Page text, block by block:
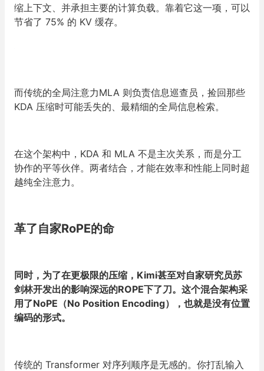
缩上下文、并承担主要的计算负载。靠着它这一项，可以
节省了 75% 的 KV 缓存。
而传统的全局注意力MLA 则负责信息巡查员，捡回那些
KDA 压缩时可能丢失的、最精细的全局信息检索。
在这个架构中，KDA 和 MLA 不是主次关系，而是分工
协作的平等伙伴。两者结合，才能在效率和性能上同时超
越纯全注意力。
革了自家RoPE的命
同时，为了在更极限的压缩，Kimi甚至对自家研究员苏
剑林开发出的影响深远的ROPE下了刀。这个混合架构采
用了NoPE（No Position Encoding），也就是没有位置
编码的形式。
传统的 Transformer 对序列顺序是无感的。你打乱输入